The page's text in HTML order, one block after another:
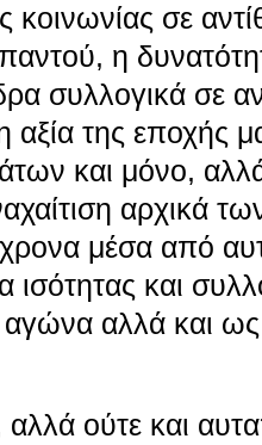
σε
η
συλλογικά σε
αξία της εποχής
και μόνο,
αρχικά
μέσα από
ισότητας και
αλλά και
ούτε και